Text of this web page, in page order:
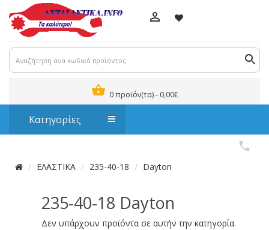
0 προϊόν(τα) - 0,00€
Κατηγορίες
ΕΛΑΣΤΙΚΑ 235-40-18 Dayton
235-40-18 Dayton
Δεν υπάρχουν προϊόντα σε αυτήν την κατηγορία.